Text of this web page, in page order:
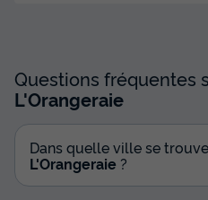
MOBILHOME 6
- 29m²- 2 chambres
Questions fréquentes
L'Orangeraie
Dans quelle ville se
L'Orangeraie ?